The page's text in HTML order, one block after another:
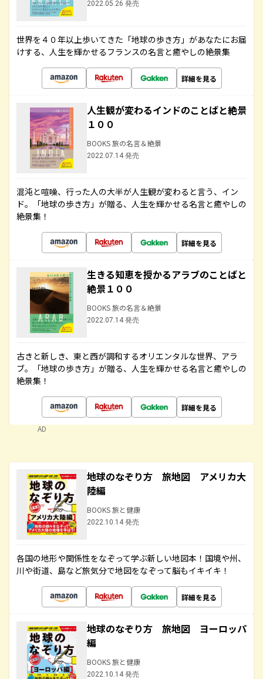
2022.05.26 発売
世界を４０年以上歩いてきた「地球の歩き方」があなたにお届
けする、人生を輝かせるフランスの名言と癒やしの絶景集
詳細を見る
人生観が変わるインドのことばと絶景
１００
BOOKS 旅の名言＆絶景
2022.07.14 発売
混沌と喧噪、行った人の大半が人生観が変わると言う、イン
ド。「地球の歩き方」が贈る、人生を輝かせる名言と癒やしの
絶景集！
詳細を見る
生きる知恵を授かるアラブのことばと
絶景１００
BOOKS 旅の名言＆絶景
2022.07.14 発売
古きと新しき、東と西が調和するオリエンタルな世界、アラ
ブ。「地球の歩き方」が贈る、人生を輝かせる名言と癒やしの
絶景集！
詳細を見る
AD
地球のなぞり方 旅地図 アメリカ大
陸編
BOOKS 旅と健康
2022.10.14 発売
各国の地形や関係性をなぞって学ぶ新しい地図本！国境や州、
川や街道、島など旅気分で地図をなぞって脳もイキイキ！
詳細を見る
地球のなぞり方 旅地図 ヨーロッパ
編
BOOKS 旅と健康
2022.10.14 発売